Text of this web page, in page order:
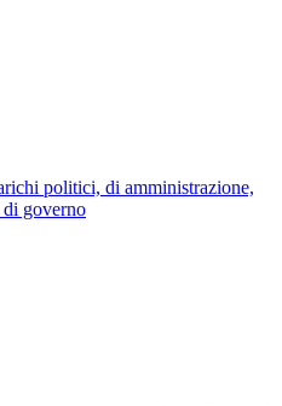
politici, di amministrazione,
governo